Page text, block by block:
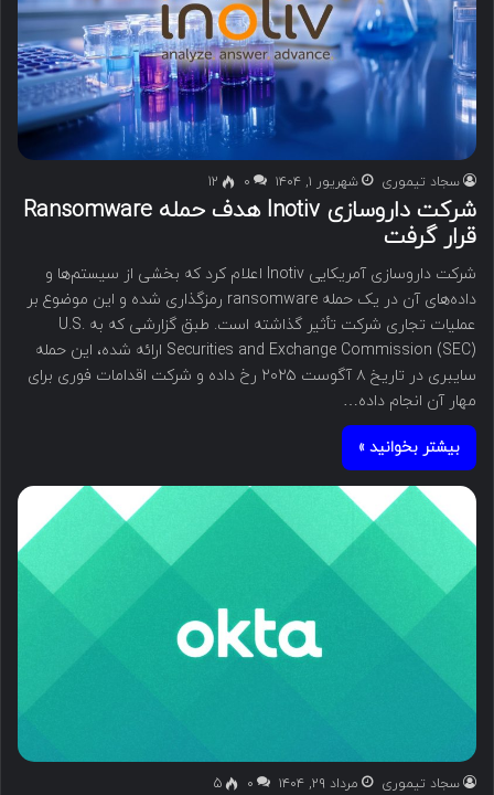
سجاد تیموری شهریور ۱, ۱۴۰۴ ۰ 12
شرکت داروسازی Inotiv هدف حمله Ransomware
قرار گرفت
شرکت داروسازی آمریکایی Inotiv اعلام کرد که بخشی از سیستم‌ها و
داده‌های آن در یک حمله ransomware رمزگذاری شده و این موضوع بر
عملیات تجاری شرکت تأثیر گذاشته است. طبق گزارشی که به U.S.
Securities and Exchange Commission (SEC) ارائه شده، این حمله
سایبری در تاریخ ۸ آگوست ۲۰۲۵ رخ داده و شرکت اقدامات فوری برای
مهار آن انجام داده…
بیشتر بخوانید »
سجاد تیموری مرداد ۲۹, ۱۴۰۴ ۰ 5